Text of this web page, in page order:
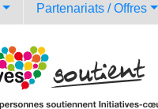
Partenariats / Offres